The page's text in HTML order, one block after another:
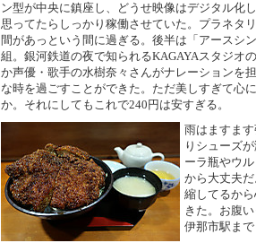
ン型が中央に鎮座し、どうせ映像はデジタル化
思ってたらしっかり稼働させていた。プラネタ
間があっという間に過ぎる。後半は「アースシ
組。銀河鉄道の夜で知られるKAGAYAスタジオ
か声優・歌手の水樹奈々さんがナレーションを
な時を過ごすことができた。ただ美しすぎて心
か。それにしてもこれで240円は安すぎる。
雨はますま
りシューズ
ーラ瓶やウ
から大丈夫
縮してるか
きた。お腹
伊那市駅ま